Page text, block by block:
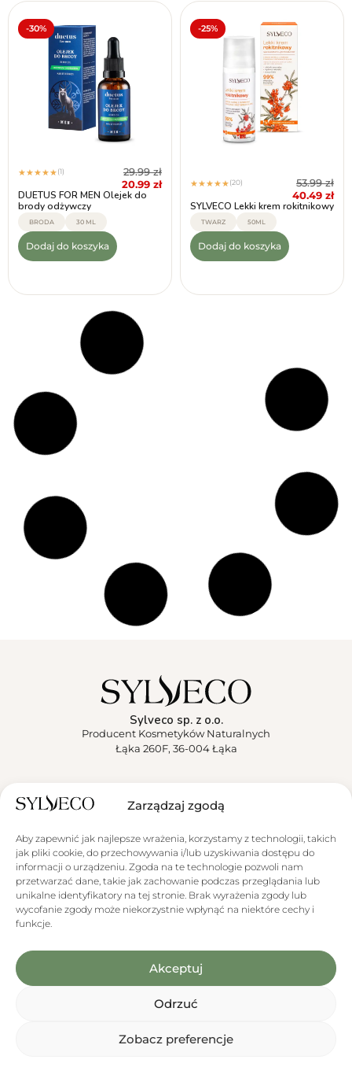
Zarządzaj zgodą
Aby zapewnić jak najlepsze wrażenia, korzystamy z technologii, takich
jak pliki cookie, do przechowywania i/lub uzyskiwania dostępu do
informacji o urządzeniu. Zgoda na te technologie pozwoli nam
przetwarzać dane, takie jak zachowanie podczas przeglądania lub
unikalne identyfikatory na tej stronie. Brak wyrażenia zgody lub
wycofanie zgody może niekorzystnie wpłynąć na niektóre cechy i
funkcje.
Akceptuj
Odrzuć
Zobacz preferencje
-30%
★★★★★(1) 29.99zł
20.99 zł
DUETUS FOR MEN Olejek do
brody odżywczy
BRODA 30 ML
Dodaj do koszyka
-25%
★★★★★(20) 53.99zł
40.49 zł
SYLVECO Lekki krem rokitnikowy
TWARZ 50ML
Dodaj do koszyka
Sylveco sp. z o.o.
Producent Kosmetyków Naturalnych
Łąka 260F, 36-004 Łąka
Obsługa klienta
Informacja o wykorzystaniu AI
Niektóre materiały graficzne prezentowane na stronie zawierają